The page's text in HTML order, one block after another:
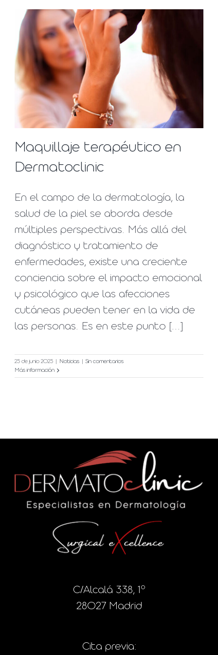
Maquillaje terapéutico en
Dermatoclinic
En el campo de la dermatología, la
salud de la piel se aborda desde
múltiples perspectivas. Más allá del
diagnóstico y tratamiento de
enfermedades, existe una creciente
conciencia sobre el impacto emocional
y psicológico que las afecciones
cutáneas pueden tener en la vida de
las personas. Es en este punto [...]
25 de junio 2025 Noticias
Sin comentarios
Más información
C/Alcalá 338, 1º
28027 Madrid
Cita previa: